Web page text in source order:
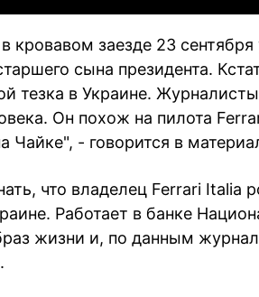
кровавом заезде 23
сына президента.
тезка в Украине.
Он похож на пилота
Чайке", - говорится в
что владелец Ferrari Italia
Работает в банке
жизни и, по данным